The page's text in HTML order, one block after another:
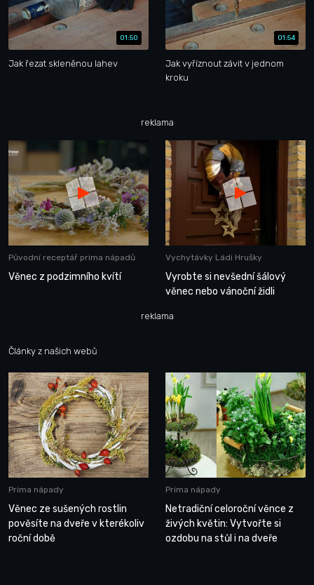
01:50
Jak řezat skleněnou lahev
01:54
Jak vyříznout závit v jednom
kroku
reklama
Původní receptář prima nápadů
Věnec z podzimního kvítí
Vychytávky Ládi Hrušky
Vyrobte si nevšední šálový
věnec nebo vánoční židli
reklama
Články z našich webů
Prima nápady
Věnec ze sušených rostlin
pověsíte na dveře v kterékoliv
roční době
Prima nápady
Netradiční celoroční věnce z
živých květin: Vytvořte si
ozdobu na stůl i na dveře